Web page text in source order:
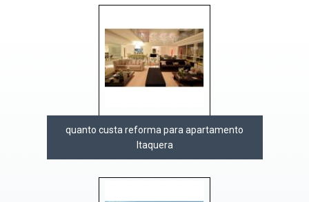
quanto custa reforma para apartamento
Itaquera